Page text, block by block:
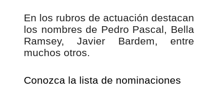
En los rubros de actuación destacan
los nombres de Pedro Pascal, Bella
Ramsey, Javier Bardem, entre
muchos otros.
Conozca la lista de nominaciones